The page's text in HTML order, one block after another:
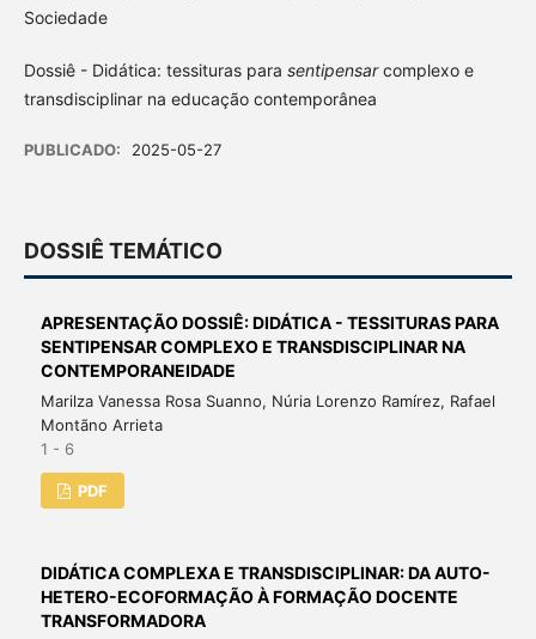
Sociedade
Dossiê - Didática: tessituras para sentipensarcomplexo e
transdisciplinar na educação contemporânea
PUBLICADO: 2025-05-27
DOSSIÊ TEMÁTICO
APRESENTAÇÃO DOSSIÊ: DIDÁTICA - TESSITURAS PARA
SENTIPENSAR COMPLEXO E TRANSDISCIPLINAR NA
CONTEMPORANEIDADE
Marilza Vanessa Rosa Suanno, Núria Lorenzo Ramírez, Rafael
Montãno Arrieta
1 - 6
PDF
DIDÁTICA COMPLEXA E TRANSDISCIPLINAR: DA AUTO-
HETERO-ECOFORMAÇÃO À FORMAÇÃO DOCENTE
TRANSFORMADORA